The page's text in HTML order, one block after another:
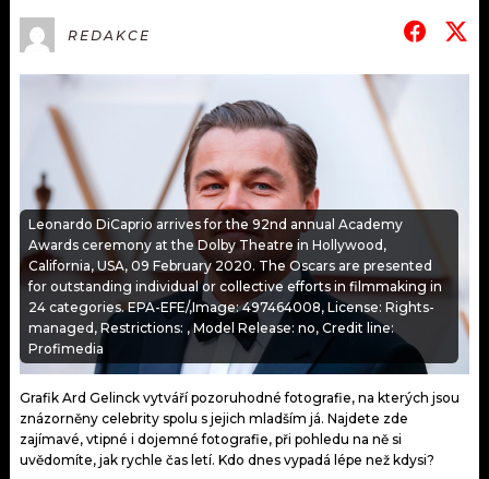
ROZHOVORY
#NEBUDUDOMA
KALENDÁŘ
KVÍZY
VIP
TRENDY
KULTURA
MIX
JAK NALADIT
APLIKACE
PROGRAM
PLAYLIST
JAK NALADIT
SOUTĚŽE
REDAKCE
Leonardo DiCaprio arrives for the 92nd annual Academy
Awards ceremony at the Dolby Theatre in Hollywood,
California, USA, 09 February 2020. The Oscars are presented
for outstanding individual or collective efforts in filmmaking in
24 categories. EPA-EFE/,Image: 497464008, License: Rights-
managed, Restrictions: , Model Release: no, Credit line:
Profimedia
Grafik Ard Gelinck vytváří pozoruhodné fotografie, na kterých jsou
znázorněny celebrity spolu s jejich mladším já. Najdete zde
zajímavé, vtipné i dojemné fotografie, při pohledu na ně si
uvědomíte, jak rychle čas letí. Kdo dnes vypadá lépe než kdysi?